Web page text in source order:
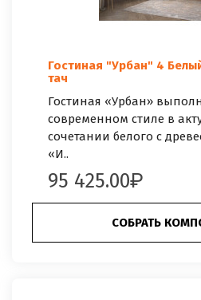
Гостиная "Урбан" 4
тач
Гостиная «Урбан»
современном стиле в
сочетании белого с
«И..
95 425.00
СОБРАТЬ